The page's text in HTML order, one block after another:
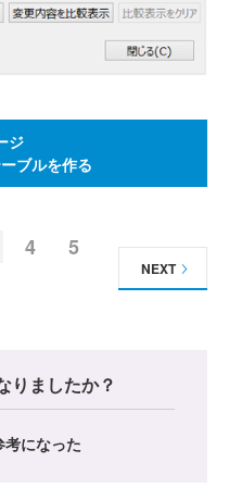
ジ
ブルを作る
4
5
NEXT
りましたか？
考になった